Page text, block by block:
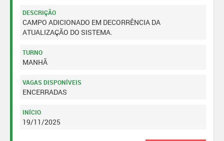
DESCRIÇÃO
CAMPO ADICIONADO EM DECORRÊNCIA DA
ATUALIZAÇÃO DO SISTEMA.
TURNO
MANHÃ
VAGAS DISPONÍVEIS
ENCERRADAS
INÍCIO
19/11/2025